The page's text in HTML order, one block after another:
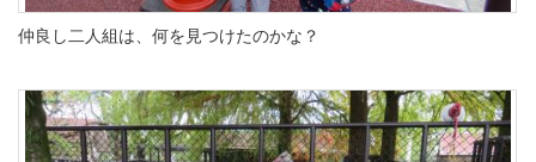
仲良し二人組は、何を見つけたのかな？